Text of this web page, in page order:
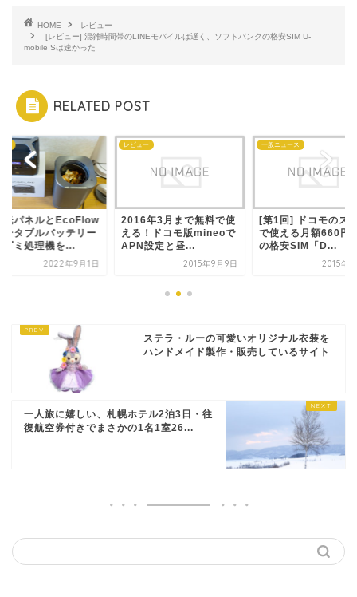
HOME
レビュー
[レビュー] 混雑時間帯のLINEモバイルは遅く、ソフトバンクの格安SIM U-
mobile Sは速かった
RELATED POST
光パネルとEcoFlow
ータブルバッテリー
ゴミ処理機を...
2022年9月1日
レビュー
2016年3月まで無料で使
える！ドコモ版mineoで
APN設定と昼...
2015年9月9日
一般ニュース
[第1回] ドコモのス
で使える月額660円
の格安SIM「D...
2015年1
ステラ・ルーの可愛いオリジナル衣装を
ハンドメイド製作・販売しているサイト
一人旅に嬉しい、札幌ホテル2泊3日・往
復航空券付きでまさかの1名1室26...